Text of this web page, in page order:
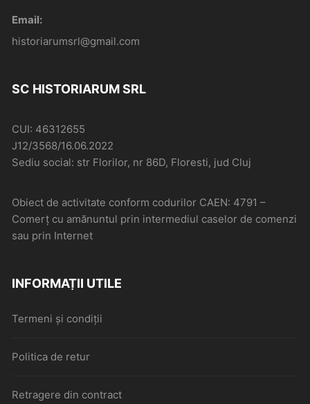
Email:
historiarumsrl@gmail.com
SC HISTORIARUM SRL
CUI: 46312655
J12/3568/16.06.2022
Sediu social: str Florilor, nr 86D, Floresti, jud Cluj
Obiect de activitate conform codurilor CAEN: 4791 –
Comerţ cu amănuntul prin intermediul caselor de comenzi
sau prin Internet
INFORMAȚII UTILE
Termeni și condiții
Politica de retur
Retragere din contract